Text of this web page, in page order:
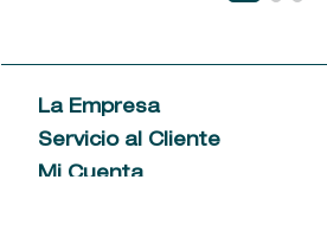
La Empresa
Acerca de las Fragancias
Ventas al por mayor
Servicio al Cliente
Contáctanos
Mi Cuenta